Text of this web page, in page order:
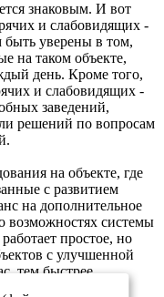
знаковым. И вот
и слабовидящих -
быть уверены в том,
на таком объекте,
день. Кроме того,
и слабовидящих -
заведений,
решений по вопросам
на объекте, где
с развитием
на дополнительное
возможностях системы
простое, но
с улучшенной
тем быстрее